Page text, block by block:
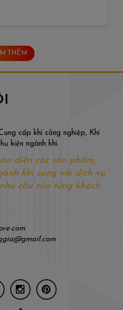
THÊM
cấp khí công nghiệp, Khí
kiện ngành khí.
diện các sản phẩm,
khí cùng với dịch vụ
cầu của từng khách